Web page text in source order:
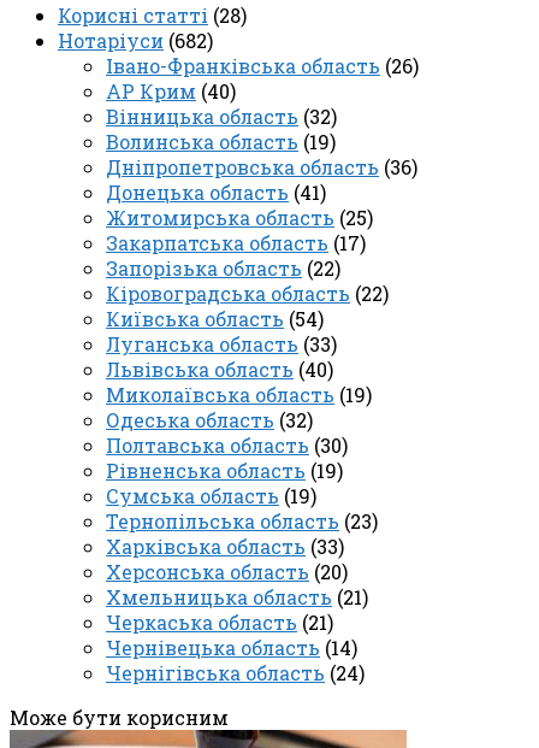
Корисні статті (28)
Нотаріуси (682)
Івано-Франківська область (26)
АР Крим (40)
Вінницька область (32)
Волинська область (19)
Дніпропетровська область (36)
Донецька область (41)
Житомирська область (25)
Закарпатська область (17)
Запорізька область (22)
Кіровоградська область (22)
Київська область (54)
Луганська область (33)
Львівська область (40)
Миколаївська область (19)
Одеська область (32)
Полтавська область (30)
Рівненська область (19)
Сумська область (19)
Тернопільська область (23)
Харківська область (33)
Херсонська область (20)
Хмельницька область (21)
Черкаська область (21)
Чернівецька область (14)
Чернігівська область (24)
Може бути корисним